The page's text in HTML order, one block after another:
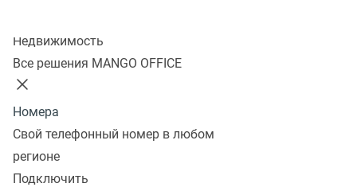
Недвижимость
Все решения MANGO OFFICE
Номера
Свой телефонный номер в любом
регионе
Подключить
аналитики в два раза
Контроль ключевых метрик продаж в наглядных